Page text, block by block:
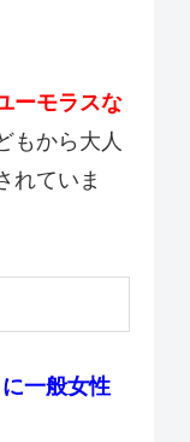
ーモラスな
もから大人
れていま
一般女性